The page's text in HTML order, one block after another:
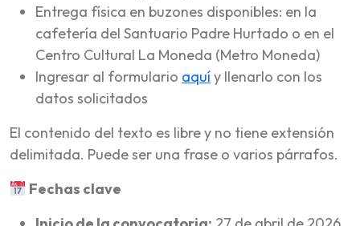
Entrega física en buzones disponibles: en la
cafetería del Santuario Padre Hurtado o en el
Centro Cultural La Moneda (Metro Moneda)
Ingresar al formulario aquíy llenarlo con los
datos solicitados
El contenido del texto es libre y no tiene extensión
delimitada. Puede ser una frase o varios párrafos.
Fechas clave